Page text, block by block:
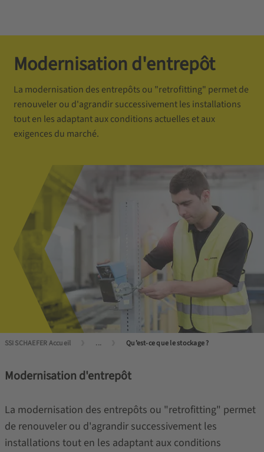
Modernisation d'entrepôt
La modernisation des entrepôts ou "retrofitting" permet de
renouveler ou d'agrandir successivement les installations
tout en les adaptant aux conditions actuelles et aux
exigences du marché.
SSI SCHAEFER Accueil ... Qu’est-ce que le stockage ?
Modernisation d'entrepôt
La modernisation des entrepôts ou "retrofitting" permet
de renouveler ou d'agrandir successivement les
installations tout en les adaptant aux conditions